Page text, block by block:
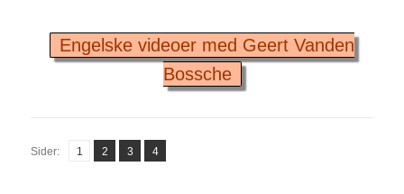
Engelske videoer med Geert Vanden
Bossche
Sider: Side
1 ,
Side
2 ,
Side
3 ,
Side
4